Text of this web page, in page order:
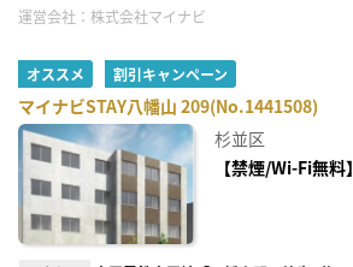
運営会社： 株式会社マイナビ
オススメ 割引キャンペーン
マイナビSTAY八幡山 209(No.1441508)
杉並区
【禁煙/Wi-Fi無料】